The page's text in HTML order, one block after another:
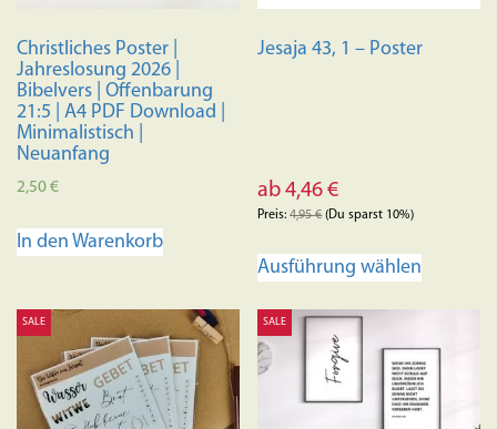
Christliches Poster |
Jahreslosung 2026 |
Bibelvers | Offenbarung
21:5 | A4 PDF Download |
Minimalistisch |
Neuanfang
2,50€
In den Warenkorb
Jesaja 43, 1 – Poster
ab4,46€
Preis:4,95€(Du sparst 10%)
Ausführung wählen
auf.
Die
SALE SALE